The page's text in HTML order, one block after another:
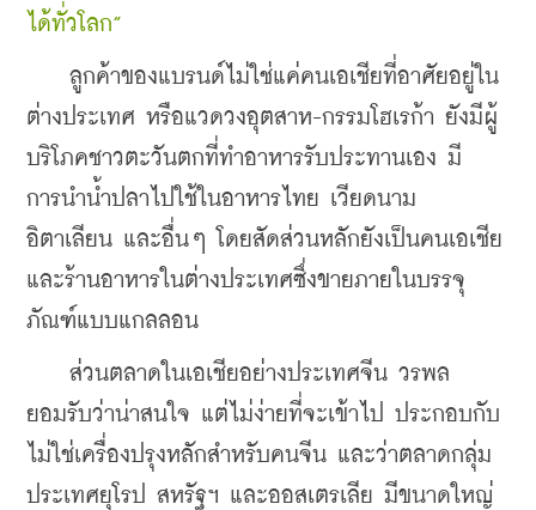
ได้ทั่วโลก”
ลูกค้าของแบรนด์ไม่ใช่แค่คนเอเชียที่อาศัยอยู่ใน
ต่างประเทศ หรือแวดวงอุตสาห-กรรมโฮเรก้า ยังมีผู้
บริโภคชาวตะวันตกที่ทำอาหารรับประทานเอง มี
การนำน้ำปลาไปใช้ในอาหารไทย เวียดนาม
อิตาเลียน และอื่นๆ โดยสัดส่วนหลักยังเป็นคนเอเชีย
และร้านอาหารในต่างประเทศซึ่งขายภายในบรรจุ
ภัณฑ์แบบแกลลอน
ส่วนตลาดในเอเชียอย่างประเทศจีน วรพล
ยอมรับว่าน่าสนใจ แต่ไม่ง่ายที่จะเข้าไป ประกอบกับ
ไม่ใช่เครื่องปรุงหลักสำหรับคนจีน และว่าตลาดกลุ่ม
ประเทศยุโรป สหรัฐฯ และออสเตรเลีย มีขนาดใหญ่